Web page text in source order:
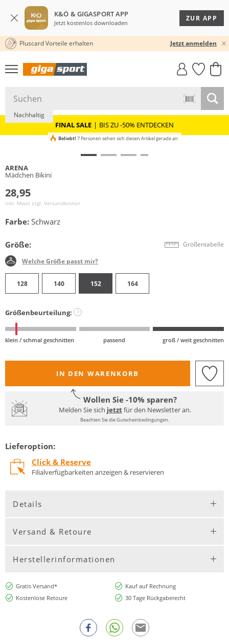
K&Ö & GIGASPORT APP
Jetzt kostenlos downloaden
ZUR APP
30 TAGE RÜCKGABERECHT
Pluscard Vorteile erhalten Jetzt anmelden
GIGASTYLE
FAHRRAD­
MUST-HAVE
FINAL SALE | BIS ZU -50% ENTDECKEN
Nachhaltig
Beliebt! 7 Personen sehen sich diesen Artikel gerade an
ARENA
Mädchen Bikini
28,95
inkl. Mwst zzgl. Versandkosten
Farbe: Schwarz
Größe: Größentabelle
Welche Größe passt mir?
128 140 152 164
Größenbeurteilung: ?
klein / schmal geschnitten passend groß / weit geschnitten
IN DEN WARENKORB
Wollen Sie -10% sparen?
Melden Sie sich jetztfür den Newsletter an.
Beachten Sie die Gutscheinbedingungen.
Lieferoption:
Click & Reserve
Filialverfügbarkeiten anzeigen & reservieren
Details
Versand & Retoure
Herstellerinformationen
Gratis Versand*
Kauf auf Rechnung
Kostenlose Retoure
30 Tage Rückgaberecht